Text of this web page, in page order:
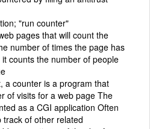
"run counter"
pages that will count the
number of times the page has
counts the number of people
a counter is a program that
of visits for a web page The
as a CGI application Often
of other related